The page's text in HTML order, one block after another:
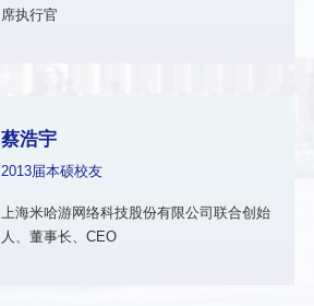
席执行官
蔡浩宇
2013届本硕校友
上海米哈游网络科技股份有限公司联合创始
人、董事长、CEO